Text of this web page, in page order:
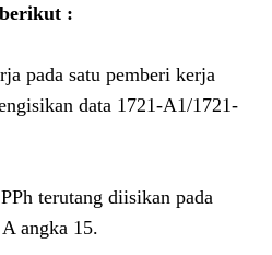
:
pada satu pemberi kerja
data 1721-A1/1721-
terutang diisikan pada
angka 15.